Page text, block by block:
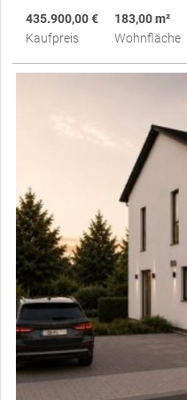
435.900,00 €
Kaufpreis
183,00 m²
Wohnfläche